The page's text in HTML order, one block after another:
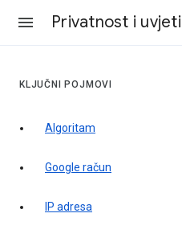
Privatnost i uvjeti
KLJUČNI POJMOVI
Algoritam
Google račun
IP adresa